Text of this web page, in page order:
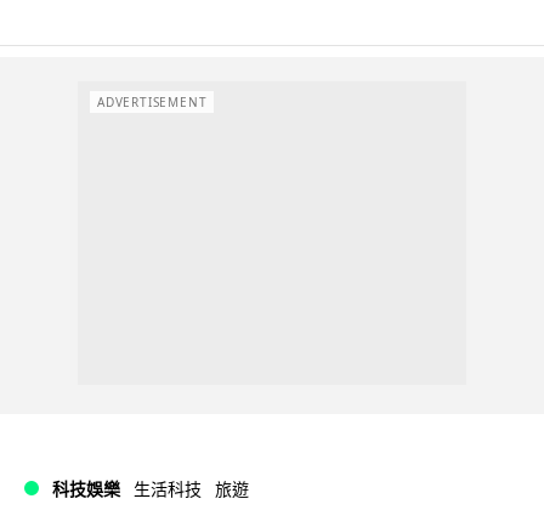
ADVERTISEMENT
科技娛樂 生活科技 旅遊